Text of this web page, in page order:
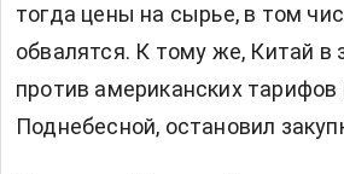
тогда цены на сырье, в том
обвалятся. К тому же, Китай в
против американских тарифов
Поднебесной, остановил